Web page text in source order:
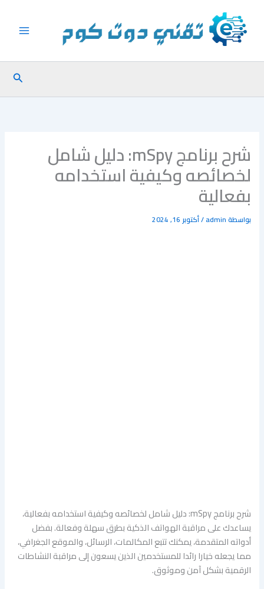
المحتوى
البحث
شرح برنامج mSpy: دليل شامل
لخصائصه وكيفية استخدامه
بفعالية
بواسطةadmin
/أكتوبر 16, 2024
شرح برنامج mSpy: دليل شامل لخصائصه وكيفية استخدامه بفعالية،
يساعدك على مراقبة الهواتف الذكية بطرق سهلة وفعالة. بفضل
أدواته المتقدمة، يمكنك تتبع المكالمات، الرسائل، والموقع الجغرافي،
مما يجعله خيارا رائدا للمستخدمين الذين يسعون إلى مراقبة النشاطات
الرقمية بشكل آمن وموثوق.